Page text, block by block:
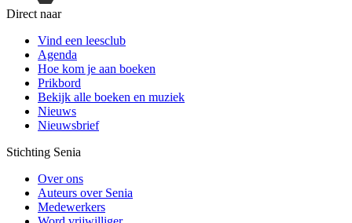
Direct naar
Vind een leesclub
Agenda
Hoe kom je aan boeken
Prikbord
Bekijk alle boeken en muziek
Nieuws
Nieuwsbrief
Stichting Senia
Over ons
Auteurs over Senia
Medewerkers